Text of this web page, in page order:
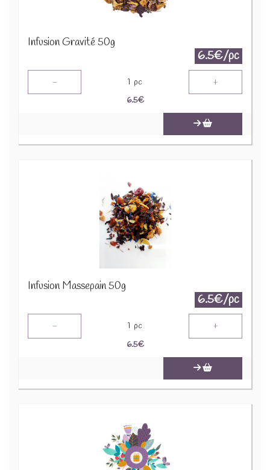
Infusion Gravité 50g
6.5€/pc
- 1 pc +
6.5€
Infusion Massepain 50g
6.5€/pc
- 1 pc +
6.5€